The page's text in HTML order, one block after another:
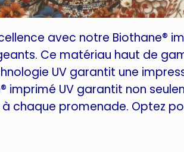
avec notre Biothane®
Ce matériau haut de
UV garantit une
imprimé UV garantit non
chaque promenade. Optez